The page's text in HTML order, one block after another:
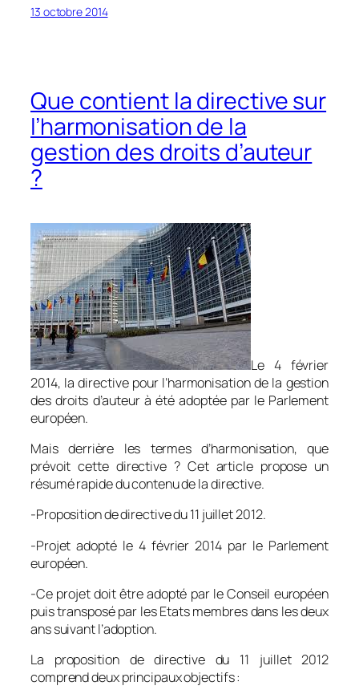
13 octobre 2014
Que contient la directive sur
l’harmonisation de la
gestion des droits d’auteur
?
Le 4 février
2014, la directive pour l’harmonisation de la gestion
des droits d’auteur à été adoptée par le Parlement
européen.
Mais derrière les termes d’harmonisation, que
prévoit cette directive ? Cet article propose un
résumé rapide du contenu de la directive.
-Proposition de directive du 11 juillet 2012.
-Projet adopté le 4 février 2014 par le Parlement
européen.
-Ce projet doit être adopté par le Conseil européen
puis transposé par les Etats membres dans les deux
ans suivant l’adoption.
La proposition de directive du 11 juillet 2012
comprend deux principaux objectifs :